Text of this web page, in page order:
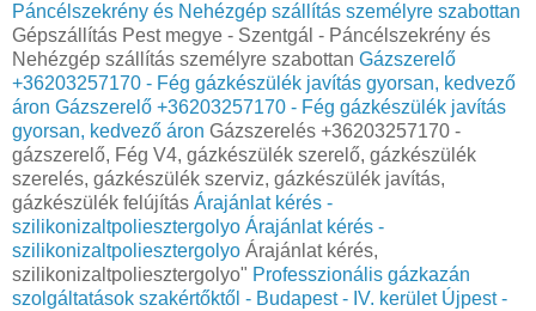
Páncélszekrény és Nehézgép szállítás személyre szabottan
Gépszállítás Pest megye - Szentgál - Páncélszekrény és
Nehézgép szállítás személyre szabottan Gázszerelő
+36203257170 - Fég gázkészülék javítás gyorsan, kedvező
áron Gázszerelő +36203257170 - Fég gázkészülék javítás
gyorsan, kedvező áron Gázszerelés +36203257170 -
gázszerelő, Fég V4, gázkészülék szerelő, gázkészülék
szerelés, gázkészülék szerviz, gázkészülék javítás,
gázkészülék felújítás Árajánlat kérés -
szilikonizaltpoliesztergolyo Árajánlat kérés -
szilikonizaltpoliesztergolyo Árajánlat kérés,
szilikonizaltpoliesztergolyo" Professzionális gázkazán
szolgáltatások szakértőktől - Budapest - IV. kerület Újpest -